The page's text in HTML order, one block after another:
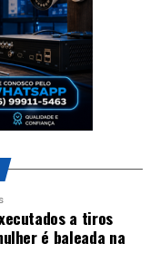
a tiros
é baleada na